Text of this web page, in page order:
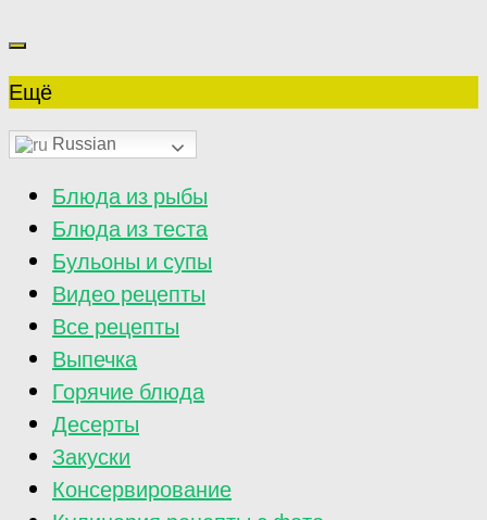
Ещё
Russian
Блюда из рыбы
Блюда из теста
Бульоны и супы
Видео рецепты
Все рецепты
Выпечка
Горячие блюда
Десерты
Закуски
Консервирование